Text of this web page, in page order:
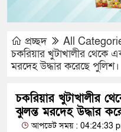
প্রচ্ছদ All
চকরিয়ার খুটাখালীর থেকে
মরদেহ উদ্ধার করেছে পুলিশ।
চকরিয়ার খুটাখালীর
ঝুলন্ত মরদেহ উদ্ধার
আপডেট সময় : 04:24:33